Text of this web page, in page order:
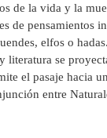
de la vida y la
de pensamientos
elfos o
literatura se
el pasaje hacia
entre